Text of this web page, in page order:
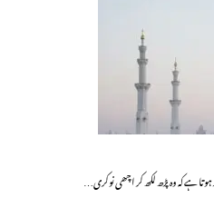
ہوتا ہے کہ وہ پڑھ لکھ کر اچھی نوکری…